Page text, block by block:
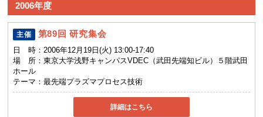
2006年度
主催 第89回 研究集会
日 時：2006年12月19日(火) 13:00-17:40
場 所：東京大学浅野キャンパスVDEC（武田先端知ビル）５階武田
ホール
テーマ：最先端プラズマプロセス技術
詳細はこちら